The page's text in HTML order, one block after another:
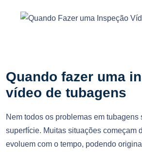
Quando fazer uma
vídeo de tubagens
Nem todos os problemas em tubagens
superfície. Muitas situações começam
evoluem com o tempo, podendo